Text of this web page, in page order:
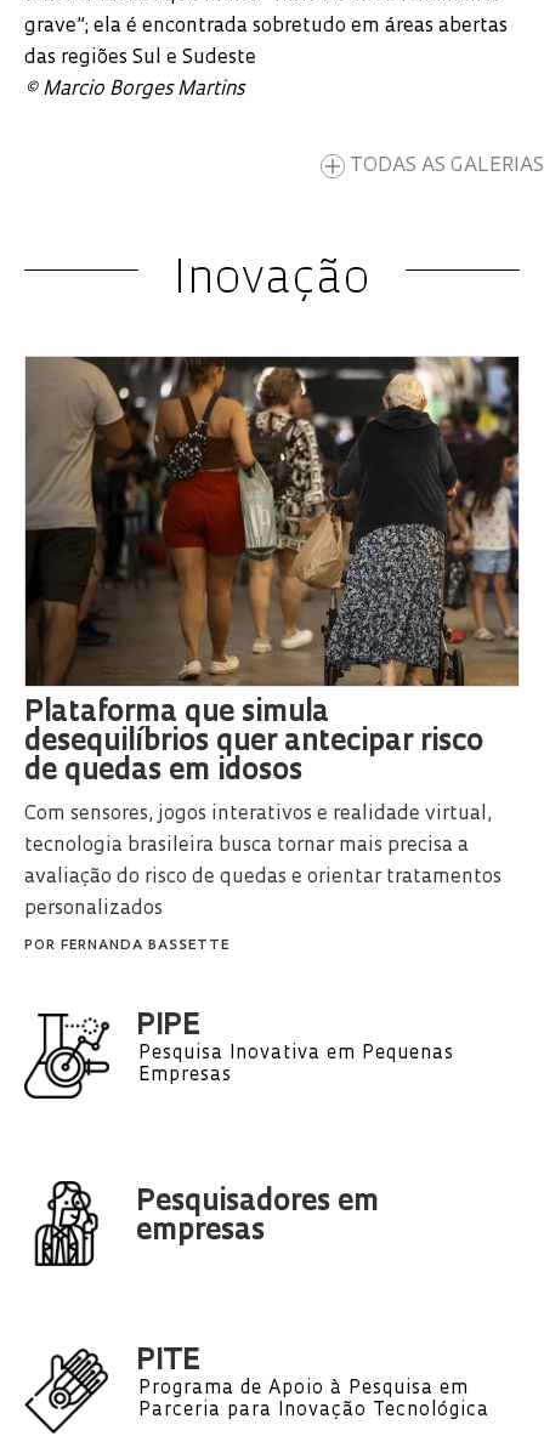
grave”; ela é encontrada sobretudo em áreas abertas
das regiões Sul e Sudeste
©️ Marcio Borges Martins
TODAS AS GALERIAS
Inovação
Plataforma que simula
desequilíbrios quer antecipar risco
de quedas em idosos
Com sensores, jogos interativos e realidade virtual,
tecnologia brasileira busca tornar mais precisa a
avaliação do risco de quedas e orientar tratamentos
personalizados
POR FERNANDA BASSETTE
PIPE
Pesquisa Inovativa em Pequenas
Empresas
Pesquisadores em
empresas
PITE
Programa de Apoio à Pesquisa em
Parceria para Inovação Tecnológica